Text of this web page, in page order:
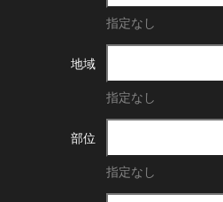
指定なし
地域
指定なし
部位
指定なし